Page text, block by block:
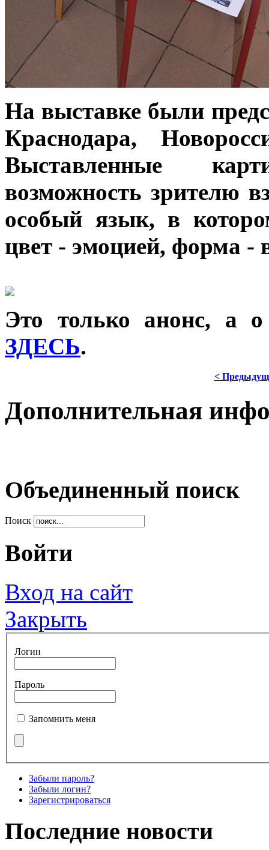
На выставке были
Краснодара,
Выставленные
возможность зрителю
особый язык, в
цвет - эмоцией, форма -
Это только анонс, а
ЗДЕСЬ.
<
Дополнительная
Объединенный поиск
Поиск
Войти
Вход на сайт
Закрыть
Логин
Пароль
Запомнить меня
Забыли пароль?
Забыли логин?
Зарегистрироваться
Последние новости